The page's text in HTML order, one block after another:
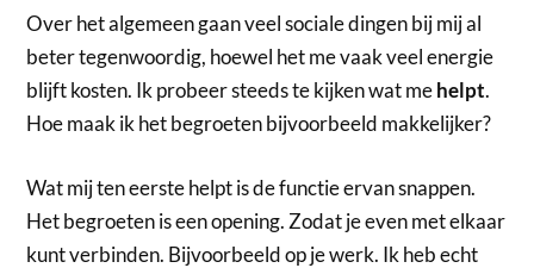
Over het algemeen gaan veel sociale dingen bij mij al
beter tegenwoordig, hoewel het me vaak veel energie
blijft kosten. Ik probeer steeds te kijken wat mehelpt.
Hoe maak ik het begroeten bijvoorbeeld makkelijker?
Wat mij ten eerste helpt is de functie ervan snappen.
Het begroeten is een opening. Zodat je even met elkaar
kunt verbinden. Bijvoorbeeld op je werk. Ik heb echt